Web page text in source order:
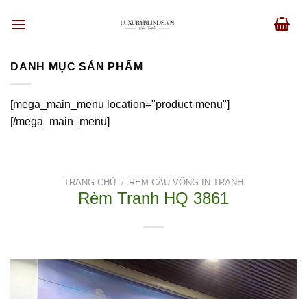
DANH MỤC SẢN PHẨM
[mega_main_menu location="product-menu"]
[/mega_main_menu]
TRANG CHỦ / RÈM CẦU VỒNG IN TRANH
Rèm Tranh HQ 3861